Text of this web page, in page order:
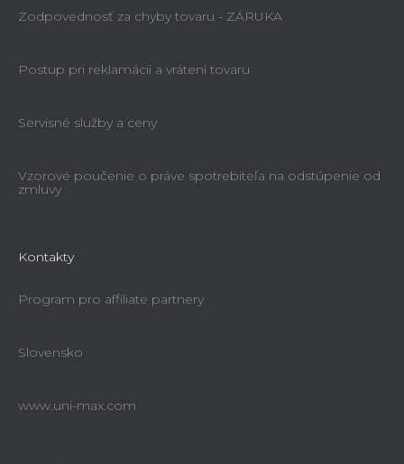
Zodpovednosť za chyby tovaru - ZÁRUKA
Postup pri reklamácii a vrátení tovaru
Servisné služby a ceny
Vzorové poučenie o práve spotrebiteľa na odstúpenie od
zmluvy
Kontakty
Program pro affiliate partnery
Slovensko
www.uni-max.com